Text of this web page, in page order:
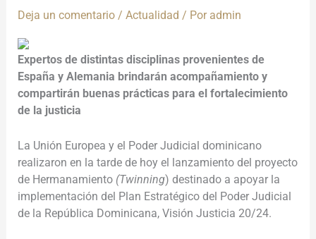
Deja un comentario / Actualidad / Por admin
Expertos de distintas disciplinas provenientes de
España y Alemania brindarán acompañamiento y
compartirán buenas prácticas para el fortalecimiento
de la justicia
La Unión Europea y el Poder Judicial dominicano
realizaron en la tarde de hoy el lanzamiento del proyecto
de Hermanamiento (Twinning) destinado a apoyar la
implementación del Plan Estratégico del Poder Judicial
de la República Dominicana, Visión Justicia 20/24.